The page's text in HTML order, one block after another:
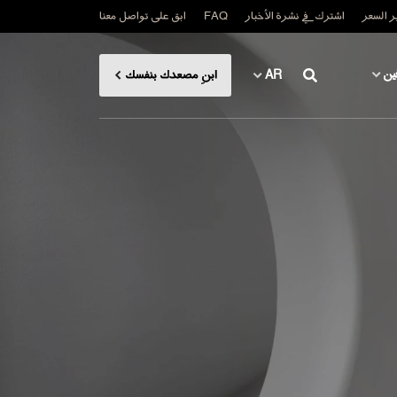
السعر اشترك في نشرة الأخبار FAQ ابق على تواصل معنا
AR ابنِ مصعدك بنفسك